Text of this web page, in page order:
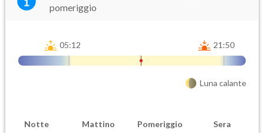
pomeriggio
05:12 21:50
Luna calante
Notte Mattino Pomeriggio Sera